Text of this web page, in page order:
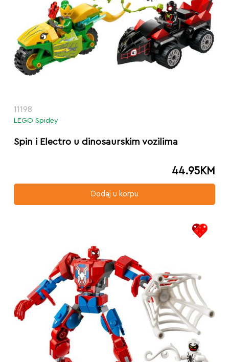
11198
LEGO Spidey
Spin i Electro u dinosaurskim vozilima
44.95KM
Dodaj u korpu